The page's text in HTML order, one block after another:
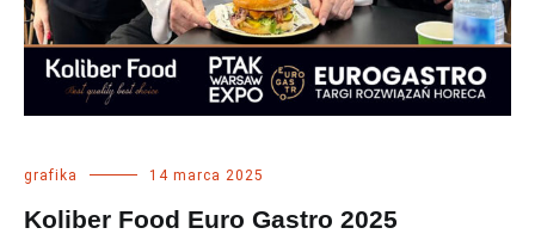
grafika 14 marca 2025
Koliber Food Euro Gastro 2025